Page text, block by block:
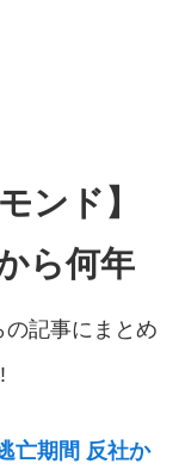
ンド】
ら何年
記事にまとめ
亡期間 反社か